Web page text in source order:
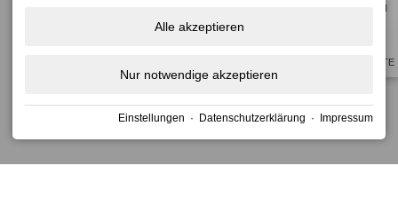
BUCHEN
ANGEBOTE
shortcuts
dates.
Alle akzeptieren
Nur notwendige akzeptieren
Einstellungen · Datenschutzerklärung · Impressum